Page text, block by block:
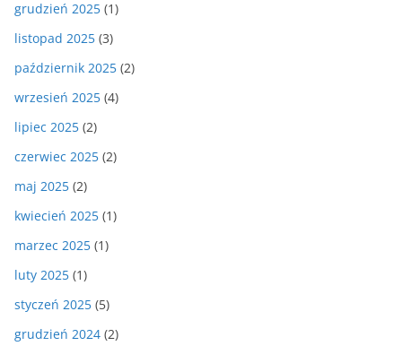
grudzień 2025 (1)
listopad 2025 (3)
październik 2025 (2)
wrzesień 2025 (4)
lipiec 2025 (2)
czerwiec 2025 (2)
maj 2025 (2)
kwiecień 2025 (1)
marzec 2025 (1)
luty 2025 (1)
styczeń 2025 (5)
grudzień 2024 (2)